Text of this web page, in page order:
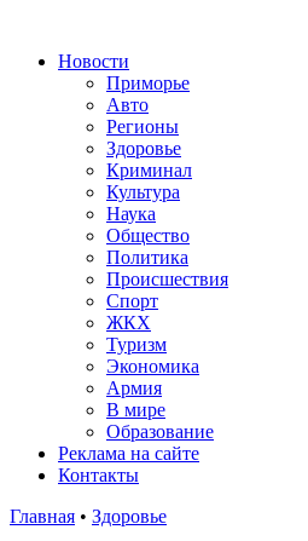
Новости
Приморье
Авто
Регионы
Здоровье
Криминал
Культура
Наука
Общество
Политика
Происшествия
Спорт
ЖКХ
Туризм
Экономика
Армия
В мире
Образование
Реклама на сайте
Контакты
Главная • Здоровье